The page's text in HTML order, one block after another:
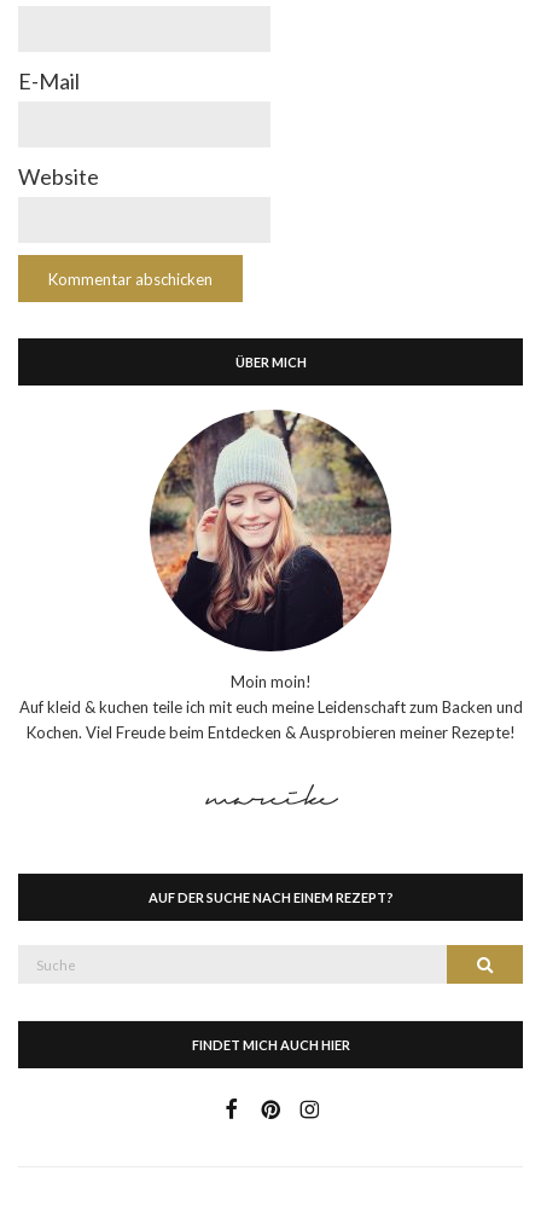
E-Mail
Website
ÜBER MICH
Moin moin!
Auf kleid & kuchen teile ich mit euch meine Leidenschaft zum Backen und
Kochen. Viel Freude beim Entdecken & Ausprobieren meiner Rezepte!
AUF DER SUCHE NACH EINEM REZEPT?
Suche
FINDET MICH AUCH HIER